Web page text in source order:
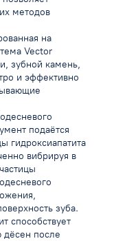
методов
на
Vector
зубной камень,
и эффективно
подаётся
гидроксиапатита
вибрируя в
зуба.
способствует
дёсен после